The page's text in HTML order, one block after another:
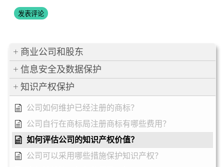
商业公司和股东
信息安全及数据保护
知识产权保护
公司如何维护已经注册的商标？
公司自行在商标局注册商标有哪些费用？
如何评估公司的知识产权价值？
公司可以采用哪些措施保护知识产权？